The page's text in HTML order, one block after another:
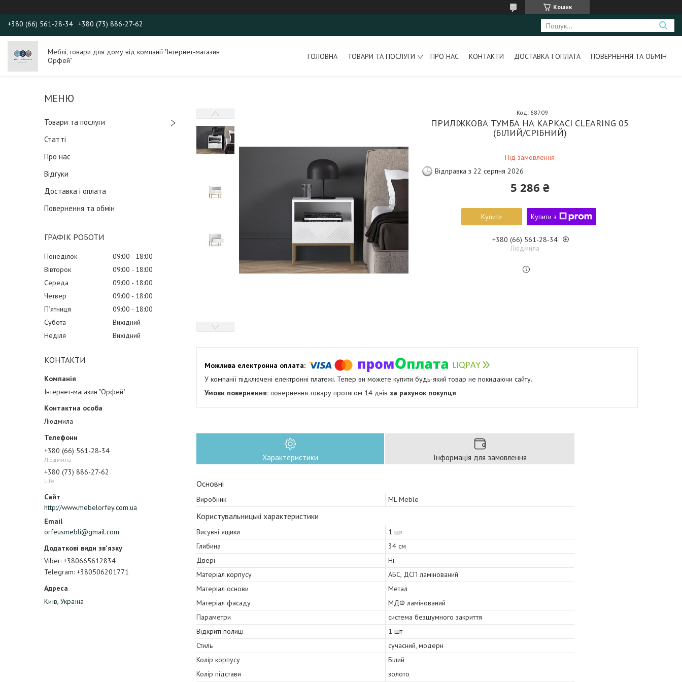
Кошик
+380 (66) 561-28-34 +380 (73) 886-27-62
Меблі, товари для дому від компанії "Інтернет-магазин
Орфей"
ГОЛОВНА ТОВАРИ ТА ПОСЛУГИ ПРО НАС КОНТАКТИ ДОСТАВКА І ОПЛАТА ПОВЕРНЕННЯ ТА ОБМІН
Товари та послуги
Статті
Про нас
Відгуки
Доставка і оплата
Повернення та обмін
ГРАФІК РОБОТИ
Понеділок 09:00
18:00
Вівторок
09:00
18:00
Середа
09:00
18:00
Четвер
09:00
18:00
Пʼятниця
09:00
18:00
Субота
Вихідний
Неділя
Вихідний
КОНТАКТИ
Інтернет-магазин "Орфей"
Людмила
+380 (66) 561-28-34
Людмила
+380 (73) 886-27-62
Life
http://www.mebelorfey.com.ua
orfeusmebli@gmail.com
Viber +380665612834
Telegram +380506201771
Київ, Україна
ПРИЛІЖКОВА ТУМБА НА КАРКАСІ CLEARING 05
(БІЛИЙ/СРІБНИЙ)
Під замовлення
Код: 68709
Відправка з 22 серпня 2026
5 286 ₴
Купити Купити з
+380 (66) 561-28-34
Людмила
У компанії підключені електронні платежі. Тепер ви можете купити будь-який товар не покидаючи сайту.
повернення товару протягом 14 днів за рахунок покупця
Характеристики Інформація для замовлення
Основні
Виробник ML Meble
Користувальницькі характеристики
Висувні ящики
1 шт
Глибина
34 см
Двері
Ні.
Матеріал корпусу
АБС, ДСП ламінований
Матеріал основи
Метал
Матеріал фасаду
МДФ ламінований
Параметри
система безшумного закриття
Відкриті полиці
1 шт
Стиль
сучасний, модерн
Колір корпусу
Білий
Колір підстави
золото